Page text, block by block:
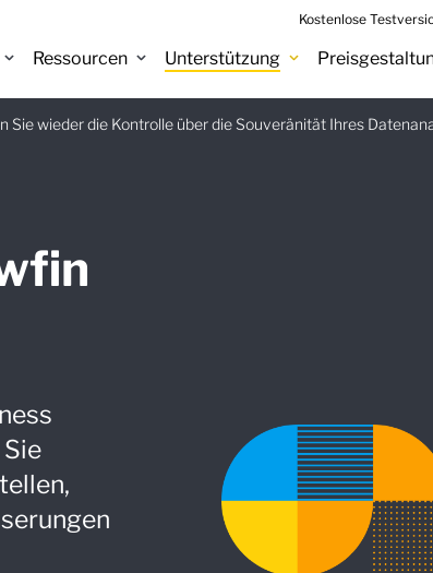
Ressourcen Unterstützung
Kostenlose
Sie wieder die Kontrolle über die Souveränität Ihres
: